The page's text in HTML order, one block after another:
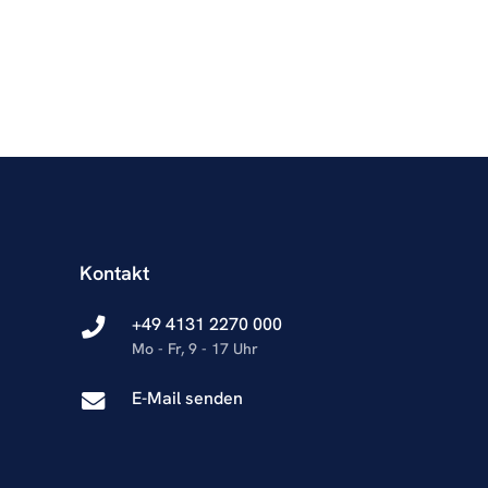
Kontakt
+49 4131 2270 000
Mo - Fr, 9 - 17 Uhr
E-Mail senden